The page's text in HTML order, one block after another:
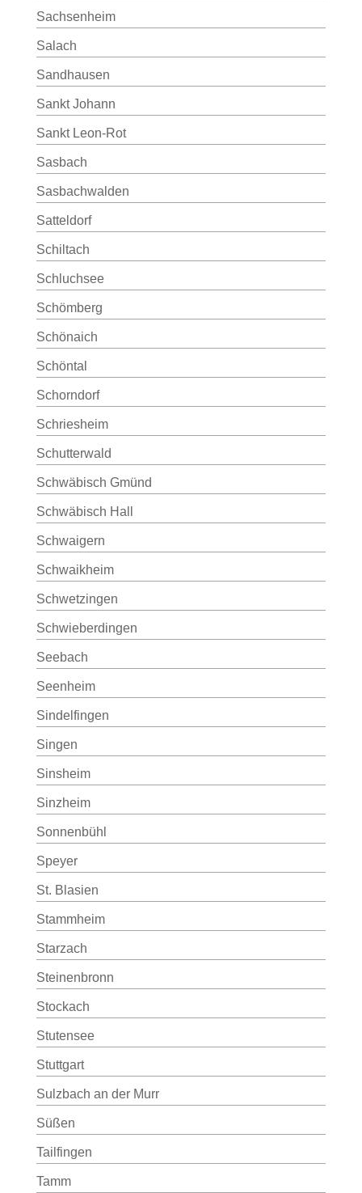
Sachsenheim
Salach
Sandhausen
Sankt Johann
Sankt Leon-Rot
Sasbach
Sasbachwalden
Satteldorf
Schiltach
Schluchsee
Schömberg
Schönaich
Schöntal
Schorndorf
Schriesheim
Schutterwald
Schwäbisch Gmünd
Schwäbisch Hall
Schwaigern
Schwaikheim
Schwetzingen
Schwieberdingen
Seebach
Seenheim
Sindelfingen
Singen
Sinsheim
Sinzheim
Sonnenbühl
Speyer
St. Blasien
Stammheim
Starzach
Steinenbronn
Stockach
Stutensee
Stuttgart
Sulzbach an der Murr
Süßen
Tailfingen
Tamm